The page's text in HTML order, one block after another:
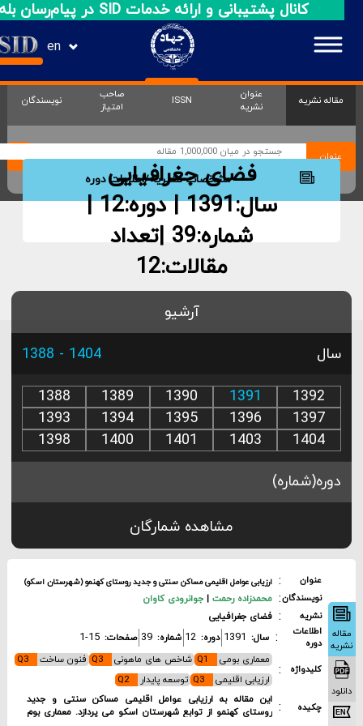
کانال پشتیبانی و ارائه خدمات SID در پیام‌رسان بله
مقاله نشریه
عنوان
نشریه
ISSN
صاحب
امتیاز
نویسندگان
عنوان
مشخصات نشــریه/اطلاعات دوره
فضای جغرافیایی
سال:1391 | دوره:12 |
شماره:39
|تعداد
مقالات:12
آرشیو
سال 1404 - 1388
1388 1389 1390 1391
1392
1393
1394 1395 1396
1397
1398
1400 1401 1403 1404
دوره(شماره)
مشاهده شمارگان
عنوان : ارزیابی عوامل اقلیمی مساکن سنتی و جدید روستای کهنمو (شهرستان اسکو)
نویسندگان:محمدزاده رحمت|جوانرودی کاوان
نشریه : فضای جغرافیایی
اطلاعات
دوره
: سال:1391 دوره:12 شماره:39 صفحات:1-15
کلیدواژه :
معماری بومی Q1 شاخص های ماهونی Q3 فنون ساخت Q3
ارزیابی اقلیمی Q3 توسعه پایدار Q2
چکیده :
این مقاله به ارزیابی عوامل اقلیمی مساکن سنتی و جدید
روستای کهنمو از توابع شهرستان اسکو می پردازد. معماری بوم